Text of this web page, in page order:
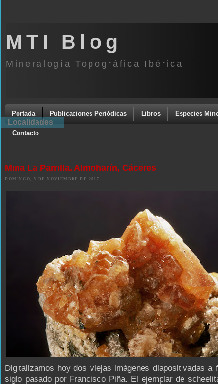
MTI Blog
Mineralogía Topográfica Ibérica
Portada Publicaciones Periódicas Libros Especies
Contacto
Mina La Parrilla. Almoharín, Cáceres
DOMINGO, 5 DE NOVIEMBRE DE 2017
Digitalizamos hoy dos viejas imágenes diapositivadas a
siglo pasado por Francisco Piña. El ejemplar de
Localidades